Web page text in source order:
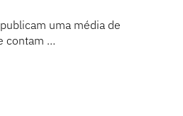
uma média de
contam …